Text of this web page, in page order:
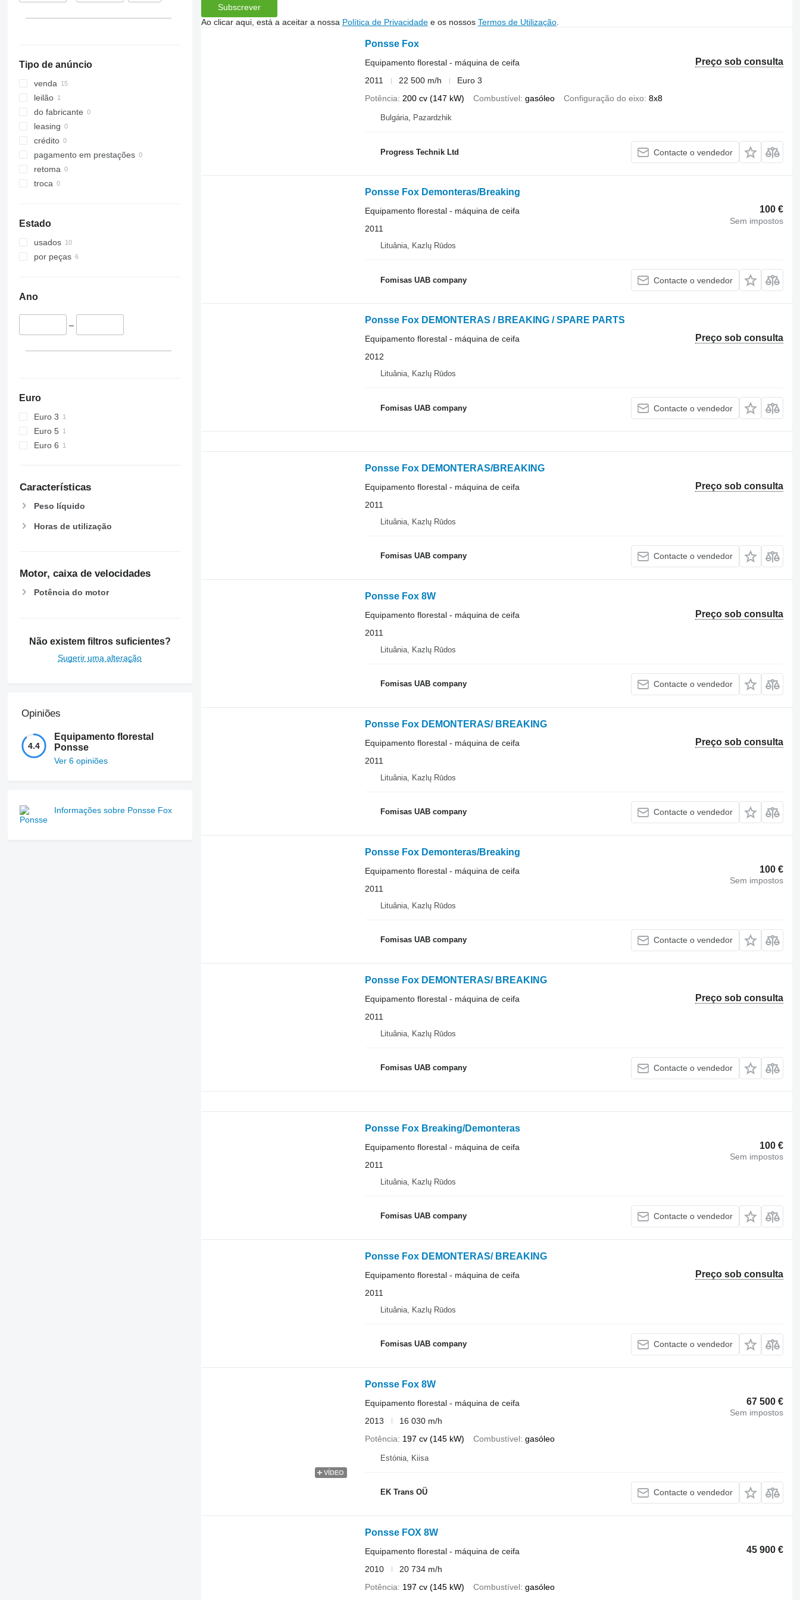
Tipo de anúncio
venda
leilão
do fabricante
leasing
crédito
pagamento em prestações
retoma
troca
Estado
usados
por peças
Ano
–
Euro
Euro 3
Euro 5
Euro 6
Características
Peso líquido
Horas de utilização
Motor, caixa de velocidades
Potência do motor
Não existem filtros suficientes?
Sugerir uma alteração
Opiniões
4.4
Equipamento florestal
Ponsse
Ver 6 opiniões
Informações sobre Ponsse Fox
Subscrever
Ao clicar aqui, está a aceitar a nossa Política de Privacidadee os nossos Termos de Utilização.
Ponsse Fox
Preço sob consulta
Equipamento florestal - máquina de ceifa
2011
22 500 m/h
Euro 3
Potência
200 cv (147 kW) Combustível gasóleo Configuração do eixo 8x8
Bulgária, Pazardzhik
Progress Technik Ltd Contacte o vendedor
Ponsse Fox Demonteras/Breaking
100 €
Sem impostos
Equipamento florestal - máquina de ceifa
2011
Lituânia, Kazlų Rūdos
Fomisas UAB company Contacte o vendedor
Ponsse Fox DEMONTERAS / BREAKING / SPARE PARTS
Preço sob consulta
Equipamento florestal - máquina de ceifa
2012
Lituânia, Kazlų Rūdos
Fomisas UAB company Contacte o vendedor
Ponsse Fox DEMONTERAS/BREAKING
Preço sob consulta
Equipamento florestal - máquina de ceifa
2011
Lituânia, Kazlų Rūdos
Fomisas UAB company Contacte o vendedor
Ponsse Fox 8W
Preço sob consulta
Equipamento florestal - máquina de ceifa
2011
Lituânia, Kazlų Rūdos
Fomisas UAB company Contacte o vendedor
Ponsse Fox DEMONTERAS/ BREAKING
Preço sob consulta
Equipamento florestal - máquina de ceifa
2011
Lituânia, Kazlų Rūdos
Fomisas UAB company Contacte o vendedor
Ponsse Fox Demonteras/Breaking
100 €
Sem impostos
Equipamento florestal - máquina de ceifa
2011
Lituânia, Kazlų Rūdos
Fomisas UAB company Contacte o vendedor
Ponsse Fox DEMONTERAS/ BREAKING
Preço sob consulta
Equipamento florestal - máquina de ceifa
2011
Lituânia, Kazlų Rūdos
Fomisas UAB company Contacte o vendedor
Ponsse Fox Breaking/Demonteras
100 €
Sem impostos
Equipamento florestal - máquina de ceifa
2011
Lituânia, Kazlų Rūdos
Fomisas UAB company Contacte o vendedor
Ponsse Fox DEMONTERAS/ BREAKING
Preço sob consulta
Equipamento florestal - máquina de ceifa
2011
Lituânia, Kazlų Rūdos
Fomisas UAB company Contacte o vendedor
VÍDEO
Ponsse Fox 8W
67 500 €
Sem impostos
Equipamento florestal - máquina de ceifa
2013
16 030 m/h
Potência
197 cv (145 kW) Combustível gasóleo
Estónia, Kiisa
EK Trans OÜ Contacte o vendedor
Ponsse FOX 8W
45 900 €
Equipamento florestal - máquina de ceifa
2010
20 734 m/h
Potência
197 cv (145 kW) Combustível gasóleo